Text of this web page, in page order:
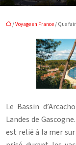
/Voyage en France / Que
Le Bassin
Landes de
est relié à la mer